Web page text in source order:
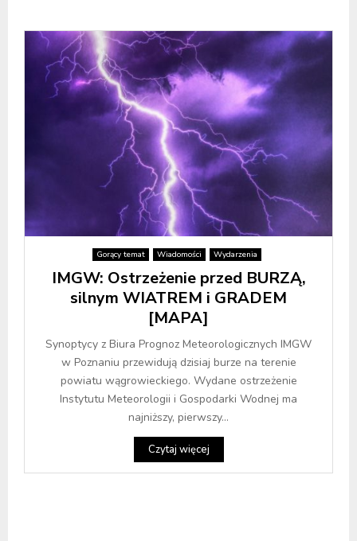
Gorący temat Wiadomości Wydarzenia
IMGW: Ostrzeżenie przed BURZĄ,
silnym WIATREM i GRADEM
[MAPA]
Synoptycy z Biura Prognoz Meteorologicznych IMGW
w Poznaniu przewidują dzisiaj burze na terenie
powiatu wągrowieckiego. Wydane ostrzeżenie
Instytutu Meteorologii i Gospodarki Wodnej ma
najniższy, pierwszy...
Czytaj więcej